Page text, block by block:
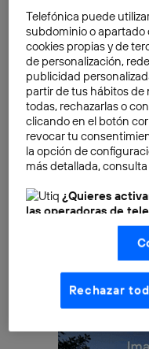
computación a la
Internet de las cosas
Esta idea ha sido
Freescale mediante el
ordenador
procesador,
microcomponentes.
milímetros
componentes de un
funcionamiento
Telefónica puede
subdominio o apartado
cookies propias y de
de personalización,
publicidad
partir de tus hábitos
todas, rechazarlas o
clicando en el botón
revocar tu
la opción de
más detallada,
¿Quieres
las operadoras de
Nosotros, Telefónica
realizar nuestras
(como se describe en
basadas en tu
aquí(solo
internet habilitada ,
operadoras de
La tecnología Utiq
Rechazar